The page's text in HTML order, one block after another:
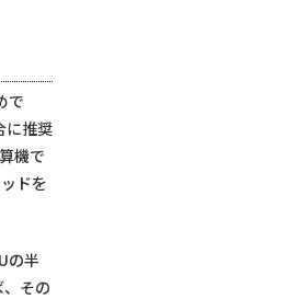
で
に推奨
機で
ドを
の半
その